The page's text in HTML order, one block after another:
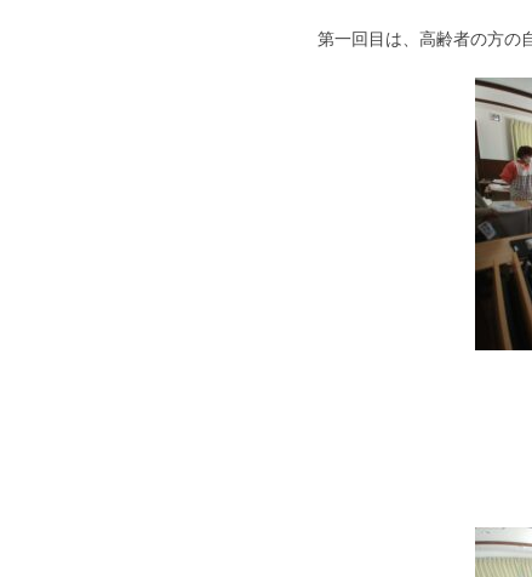
第一回目は、高齢者の方の